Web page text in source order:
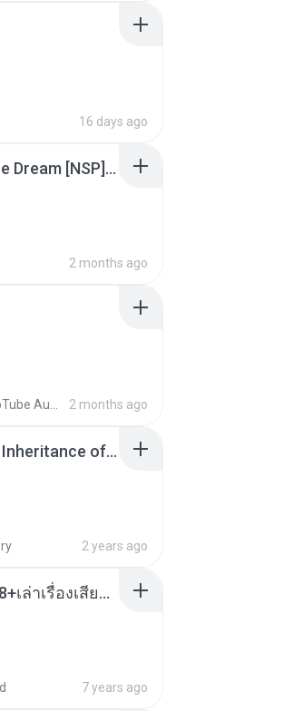
16 days ago
Tomodachi Life Living the Dream [NSP].torrent
2 months ago
2 months ago
Wrath & Glory - Aeldari - Inheritance of Embers.pdf
2 years ago
เมียน้อยเหงา พาเสียวค่ะ18+เล่าเรื่องเสียว.mp3
7 years ago